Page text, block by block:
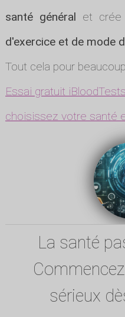
santé général et crée
d'exercice et de mode
Tout cela pour
Essai gratuit
choisissez votre santé
La santé
sérieux